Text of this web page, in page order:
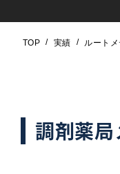
TOP / 実績 / ルート
調剤薬